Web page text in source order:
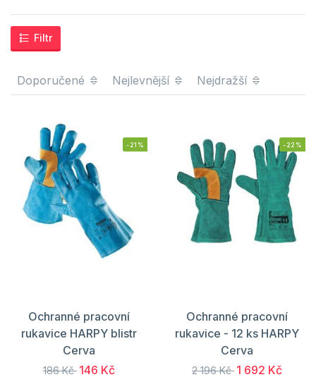
Filtr
Doporučené Nejlevnější Nejdražší
-21%
Ochranné pracovní
rukavice HARPY blistr
Cerva
186 Kč 146 Kč
-22%
Ochranné pracovní
rukavice - 12 ks HARPY
Cerva
2 196 Kč 1 692 Kč